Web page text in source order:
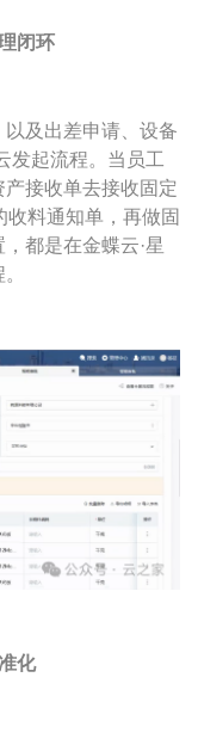
闭环
及出差申请、设备
发起流程。当员工
接收单去接收固定
料通知单，再做固
都是在金蝶云·星
化